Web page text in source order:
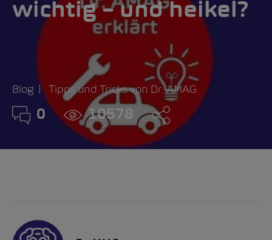
wichtig – und heikel?
Blog Tipps und Tricks von Dr. AMAG
0 10578